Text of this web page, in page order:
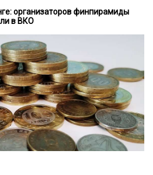
организаторов финпирамиды
в ВКО